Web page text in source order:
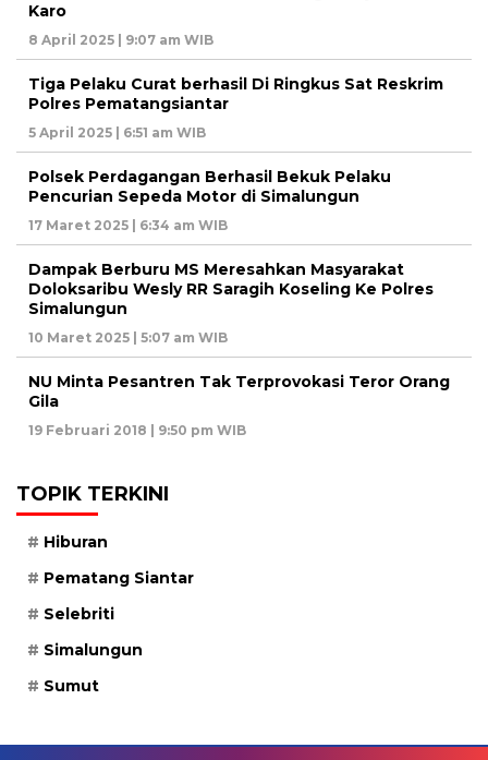
Karo
8 April 2025 | 9:07 am WIB
Tiga Pelaku Curat berhasil Di Ringkus Sat Reskrim
Polres Pematangsiantar
5 April 2025 | 6:51 am WIB
Polsek Perdagangan Berhasil Bekuk Pelaku
Pencurian Sepeda Motor di Simalungun
17 Maret 2025 | 6:34 am WIB
Dampak Berburu MS Meresahkan Masyarakat
Doloksaribu Wesly RR Saragih Koseling Ke Polres
Simalungun
10 Maret 2025 | 5:07 am WIB
NU Minta Pesantren Tak Terprovokasi Teror Orang
Gila
19 Februari 2018 | 9:50 pm WIB
TOPIK TERKINI
Hiburan
Pematang Siantar
Selebriti
Simalungun
Sumut